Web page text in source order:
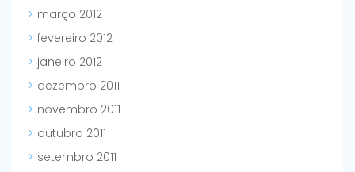
março 2012
fevereiro 2012
janeiro 2012
dezembro 2011
novembro 2011
outubro 2011
setembro 2011